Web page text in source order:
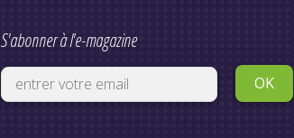
S'abonner à l'e-magazine